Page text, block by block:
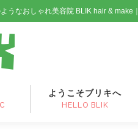
うなおしゃれ美容院 BLIK hair & make
ようこそブリキへ
HELLO BLIK